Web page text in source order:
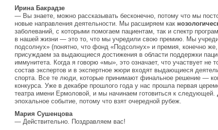
Ирина Бакрадзе
— Вы знаете, можно рассказывать бесконечно, потому что мы
новые направления деятельности. Мы расширяем как
заболеваний, с которыми помогаем пациентам, так и спектр
в нашей жизни — это то, что мы учредили свою премию. Мы
подсолнух» (понятно, что фонд «Подсолнух» и премия, конечно
присуждаем за выдающиеся достижения в области поддержки
иммунитета. Когда я говорю «мы», это означает, что участвует не
состав экспертов и в экспертное жюри входят выдающиеся
спорта. Все те люди, которые принимают финальное решение —
конкурса. Уже в декабре прошлого года у нас прошла первая
театра имени Ермоловой, и мы начинаем готовиться к следующей.
эпохальное событие, потому что взят очередной рубеж.
Мария Сушенцова
— Действительно. Поздравляем вас!